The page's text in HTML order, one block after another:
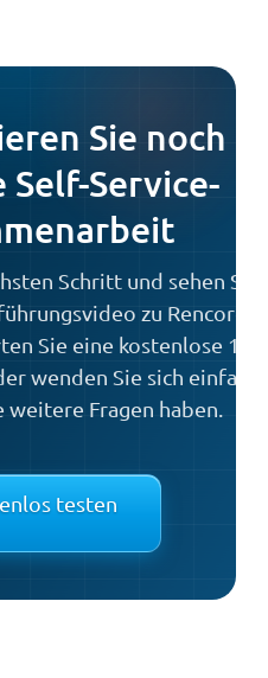
Sie noch
Self-Service-
Schritt und sehen Sie
zu Rencore
Sie eine kostenlose 14-
wenden Sie sich einfach
weitere Fragen haben.
testen